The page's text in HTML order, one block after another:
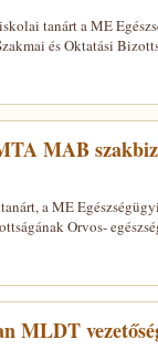
tanárt a ME
és Oktatási
MAB
a ME
Orvos-
MLDT